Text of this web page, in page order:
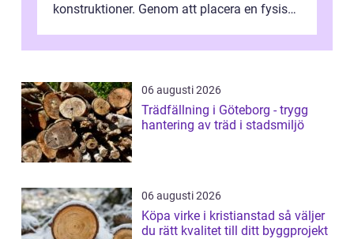
konstruktioner. Genom att placera en fysisk
06 augusti 2026
Trädfällning i Göteborg - trygg
hantering av träd i stadsmiljö
06 augusti 2026
Köpa virke i kristianstad så väljer
du rätt kvalitet till ditt byggprojekt